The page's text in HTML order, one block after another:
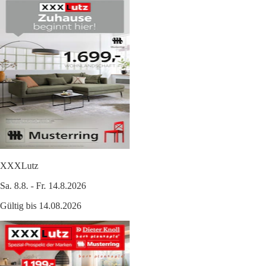
XXXLutz
Sa. 8.8. - Fr. 14.8.2026
Gültig bis 14.08.2026